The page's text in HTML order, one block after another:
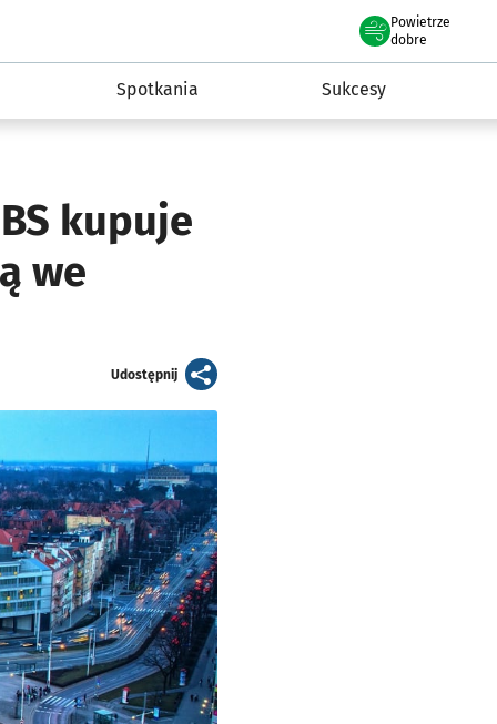
przedsiębiorczości miasta Wrocławia
Powietrze
we Wrocławiu
dobre
Spotkania Sukcesy
kupuje
we
Udostępnijartykuł